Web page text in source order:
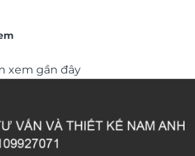
1.550.000 ₫
xem gần đây